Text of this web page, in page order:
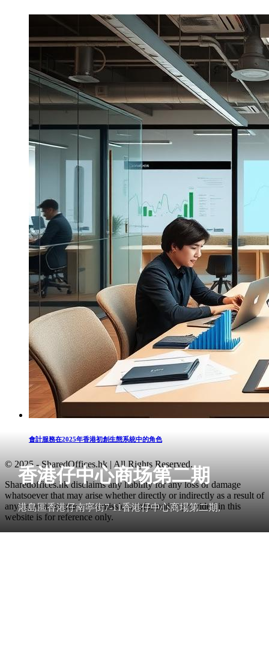
香港仔中心商场第二期
港島區香港仔南寧街7-11香港仔中心商場第二期,
會計服務在2025年香港初創生態系統中的角色
© 2025 - SharedOffices.hk | All Rights Reserved.
Sharedoffices.hk disclaims any liability for any loss or damage
whatsoever that may arise whether directly or indirectly as a result of
any error, inaccuracy or omission. Information provided in this
website is for reference only.